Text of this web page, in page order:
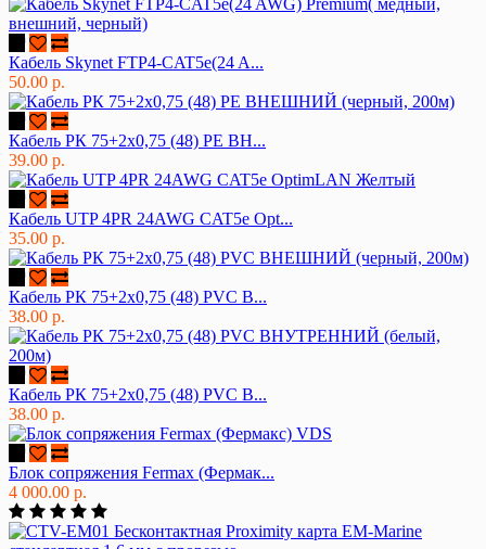
Кабель Skynet FTP4-CAT5e(24 A...
50.00 р.
Кабель РК 75+2х0,75 (48) PE ВН...
39.00 р.
Кабель UTP 4PR 24AWG CAT5e Opt...
35.00 р.
Кабель РК 75+2х0,75 (48) PVC В...
38.00 р.
Кабель РК 75+2х0,75 (48) PVC В...
38.00 р.
Блок сопряжения Fermax (Фермак...
4 000.00 р.